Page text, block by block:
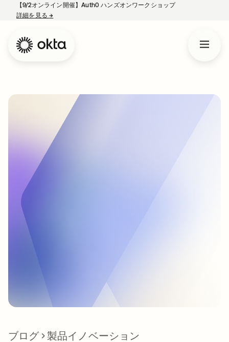
【9/2オンライン開催】Auth0 ハンズオンワークショップ
詳細を見る→
ブログ 製品イノベーション